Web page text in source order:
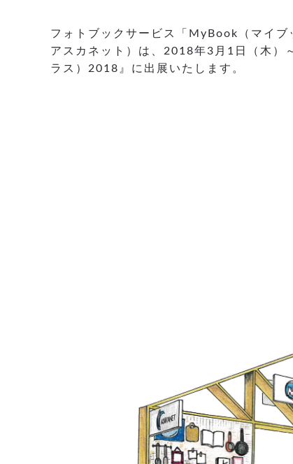
フォトブックサービス「MyBook（マイ
アスカネット）は、2018年3月1日（木）
ラス）2018』に出展いたします。